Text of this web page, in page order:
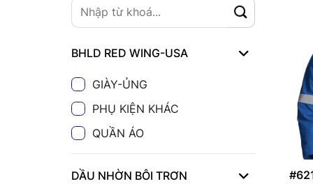
BHLD RED WING-USA
GIÀY-ỦNG
PHỤ KIỆN KHÁC
QUẦN ÁO
DẦU NHỜN BÔI TRƠN